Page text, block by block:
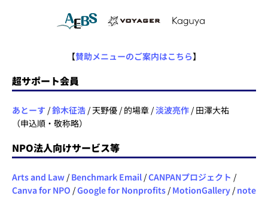
【賛助メニューのご案内はこちら】
超サポート会員
あとーす /鈴木征浩 / 天野優 / 的場章 /淡波亮作 / 田澤大祐
（申込順・敬称略）
NPO法人向けサービス等
Arts and Law / Benchmark Email /CANPANプロジェクト /
Canva for NPO /Google for Nonprofits / MotionGallery / note